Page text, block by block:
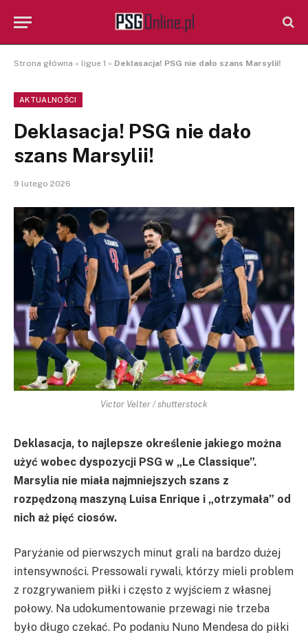
Strona główna » ligue 1 » Deklasacja! PSG nie dało szans Marsylii!
AKTUALNOŚCI
Deklasacja! PSG nie dało
szans Marsylii!
9 lutego 2026
Victor Velter / shutterstock
Deklasacja, to najlepsze określenie jakiego można
użyć wobec dyspozycji PSG w „Le Classique”.
Marsylia nie miała najmniejszych szans z
rozpędzoną maszyną Luisa Enrique i „otrzymała” od
nich aż pięć ciosów.
Paryżanie od pierwszych minut grali na bardzo dużej
intensywności. Pressowali rywali, którzy mieli problem
z rozgrywaniem piłki i często z wyjściem z własnej
połowy. Na udokumentowanie przewagi nie trzeba
było długo czekać. Po podaniu Nuno Mendesa do piłki